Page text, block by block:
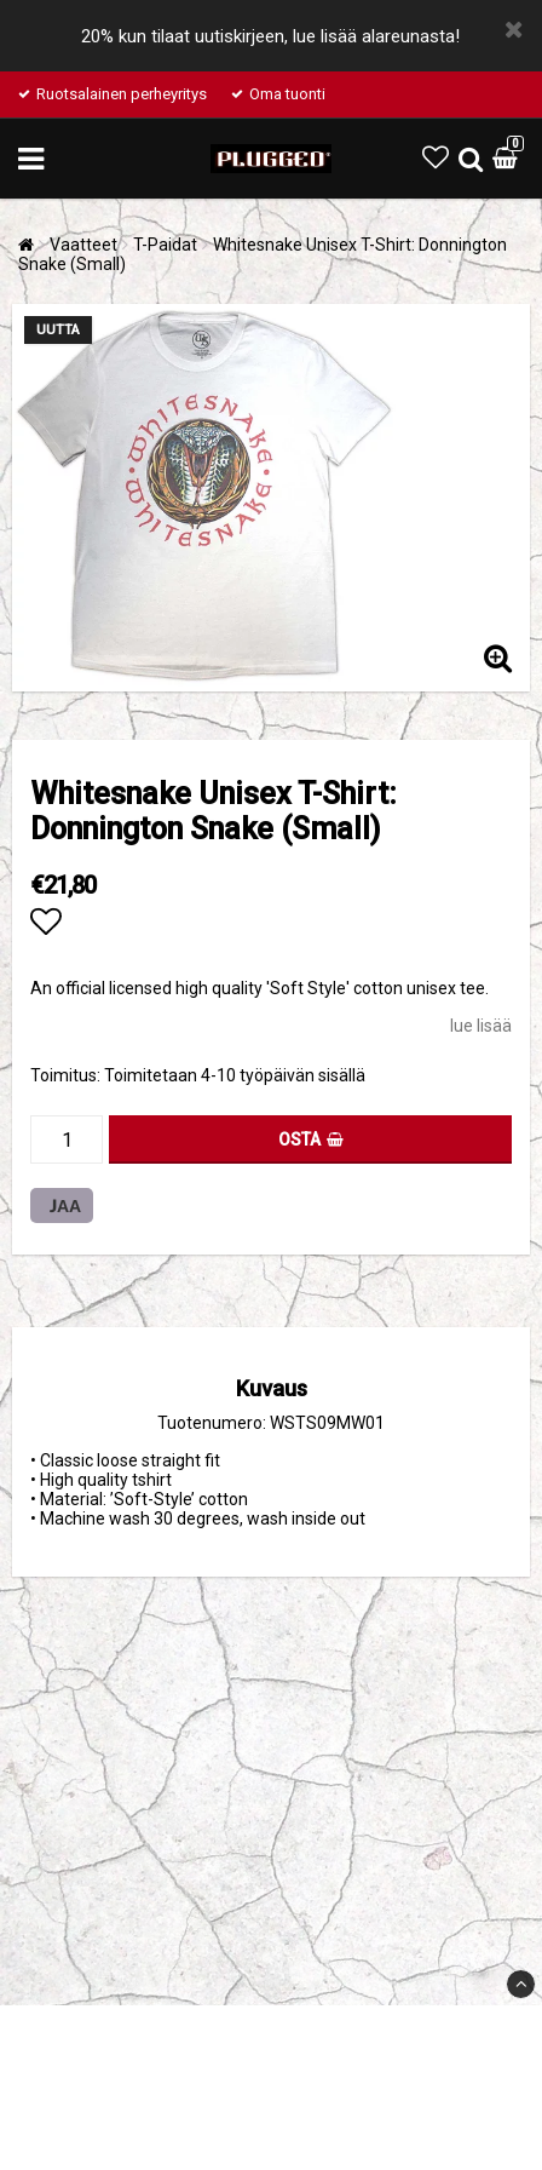
20% kun tilaat uutiskirjeen, lue lisää alareunasta!
Ruotsalainen perheyritys Oma tuonti
0
Vaatteet T-Paidat
Whitesnake Unisex T-Shirt: Donnington
Snake (Small)
UUTTA
Whitesnake Unisex T-Shirt:
Donnington Snake (Small)
€21,80
An official licensed high quality 'Soft Style' cotton unisex tee.
lue lisää
Toimitus: Toimitetaan 4-10 työpäivän sisällä
OSTA
JAA
Kuvaus
Tuotenumero: WSTS09MW01
• Classic loose straight fit
• High quality tshirt
• Material: ’Soft-Style’ cotton
• Machine wash 30 degrees, wash inside out